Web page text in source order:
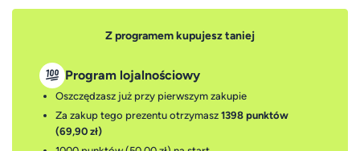
Z programem kupujesz taniej
Program lojalnościowy
Oszczędzasz już przy pierwszym zakupie
Za zakup tego prezentu otrzymasz 1398 punktów
(69,90 zł)